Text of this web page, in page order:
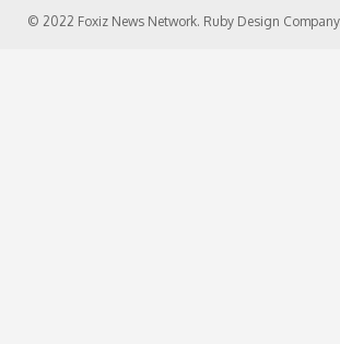
© 2022 Foxiz News Network. Ruby Design